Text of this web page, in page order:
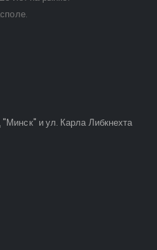
и ул. Карла Либкнехта